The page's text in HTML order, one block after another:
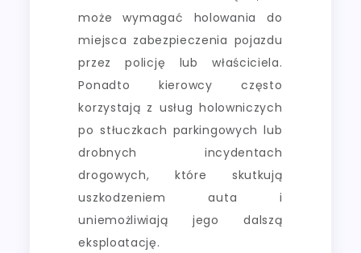
może wymagać holowania do
miejsca zabezpieczenia pojazdu
przez policję lub właściciela.
Ponadto kierowcy często
korzystają z usług holowniczych
po stłuczkach parkingowych lub
drobnych incydentach
drogowych, które skutkują
uszkodzeniem auta i
uniemożliwiają jego dalszą
eksploatację.